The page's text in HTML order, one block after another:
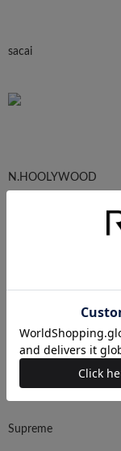
sacai
N.HOOLYWOOD
Supreme